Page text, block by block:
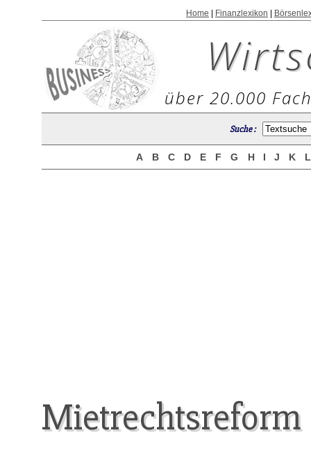
Home Finanzlexikon
über 20.000
Suche :
A B C D E F G H I J K
Mietrechtsreform